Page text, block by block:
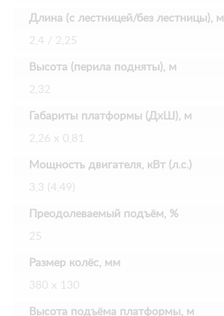
Длина (с лестницей/без лестницы), м
2,4 / 2,25
Высота (перила подняты), м
2,32
Габариты платформы (ДхШ), м
2,26 х 0,81
Мощность двигателя, кВт (л.с.)
3,3 (4,49)
Преодолеваемый подъём, %
25
Размер колёс, мм
380 х 130
Высота подъёма платформы, м